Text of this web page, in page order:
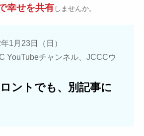
幸せを共有しませんか。
1月23日（日）
YouTubeチャンネル、JCCCウ
ントでも、別記事に